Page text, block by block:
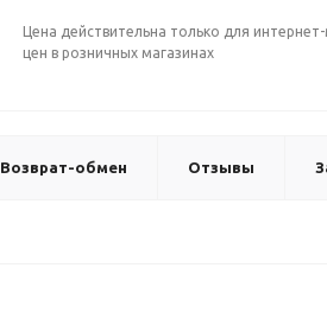
Цена действительна только для
цен в розничных магазинах
Возврат-обмен Отзывы